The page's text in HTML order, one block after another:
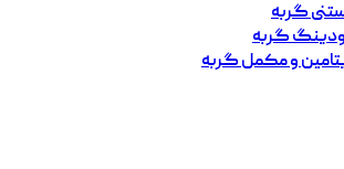
گربه
گربه
و مکمل گربه